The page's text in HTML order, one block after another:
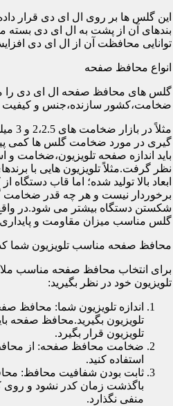
این گلس ها بر روی ال ای دی قرار
بندهای آن از پشت به ال ای دی بسته
توانایی محافظت آن از ال ای دی
انواع محافظ صفحه
گلس های محافظ صفحه ال ای دی را
ضخامت،کشور سازنده،جنس و کیفیت
مثلاً
گیری در مورد ضخامت گلس ها کمی
باید اندازه صفحه تلویزیون،ضخامت و
نظر گرفت.مثلاً تلویزیون هایی با
ابعاد بالا تولید شده؛ اما قاب دستگاه
برخوردار نیست و هر چه قدر ضخامت
شکستن دستگاه بیشتر می شود.در
گلس مناسب میزان مقاومت و
محافظ صفحه مناسب تلویزیون شما
برای انتخاب محافظ صفحه مناسب
تلویزیون خود در نظر بگیرید:
اندازه تلویزیون شما: محافظ
تلویزیون بگیرید.محافظ صفحه
تلویزیون قرار بگیرد.
ضخامت محافظ صفحه: از
استفاده کنید.
ثابت بودن شفافیت محافظ:
باگذشت زمان کدر نشود و روی
منفی نگذارد.